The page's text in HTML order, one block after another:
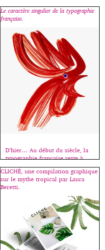
1994, s’est métamorphosée cette
année : un nouveau site, une
équipe élargie et le désir de
publier des caractères de
nouveaux créateurs. Petit retour
sur les classiques de la fonderie.
Les humanes sont rares et j’ai un
faible pour elles ; l’Apolline en
Le caractère singulier de la typographie
française.
D’hier… Au début du siècle, la
typographie française reste à
l’écart des mouvements d’avant-
gardes européens qui inventent
le graphisme moderne, et des
recherches plus traditionnelles
de dessinateurs travaillant pour
les fabricants de nouvelles
machines à composer. Après des
siècles d’une grande richesse – il
suffit de citer les noms de
Geoffroy Tory, Claude
Garamond, Philippe […]
CLICHÉ, une compilation graphique
sur le mythe tropical par Laura
Beretti.